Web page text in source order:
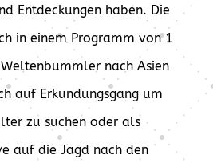
Entdeckungen haben. Die
in einem Programm von 1
nach Asien
auf Erkundungsgang um
zu suchen oder als
auf die Jagd nach den